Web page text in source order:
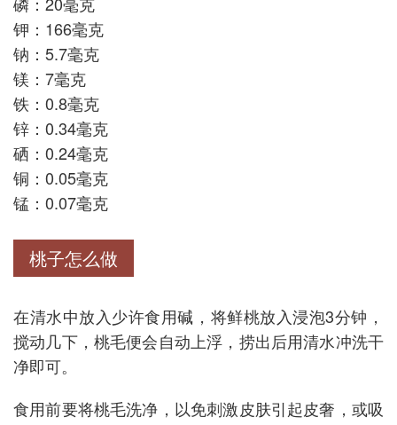
钾：166毫克
钠：5.7毫克
镁：7毫克
铁：0.8毫克
锌：0.34毫克
硒：0.24毫克
铜：0.05毫克
锰：0.07毫克
桃子怎么做
在清水中放入少许食用碱，将鲜桃放入浸泡3分钟，
搅动几下，桃毛便会自动上浮，捞出后用清水冲洗干
净即可。
食用前要将桃毛洗净，以免刺激皮肤引起皮奢，或吸